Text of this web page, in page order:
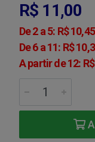
R$ 11,00
De 2 a 5: R$ 10,45
De 6 a 11: R$
A partir de 12: